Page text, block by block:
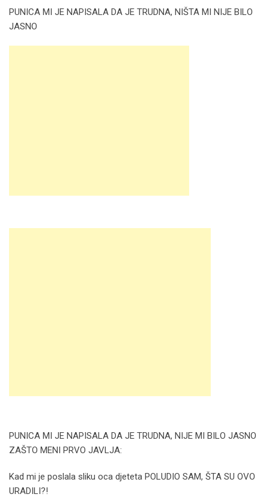
PUNICA MI JE NAPISALA DA JE TRUDNA, NIŠTA MI NIJE BILO
JASNO
PUNICA MI JE NAPISALA DA JE TRUDNA, NIJE MI BILO JASNO
ZAŠTO MENI PRVO JAVLJA:
Kad mi je poslala sliku oca djeteta POLUDIO SAM, ŠTA SU OVO
URADILI?!